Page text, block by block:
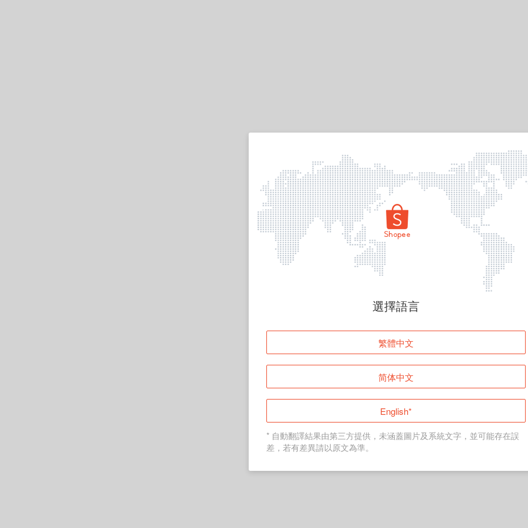
頁面無法顯示
登入
返回首頁
選擇語言
繁體中文
简体中文
English*
* 自動翻譯結果由第三方提供，未涵蓋圖片及系統文字，並可能存在誤
差，若有差異請以原文為準。